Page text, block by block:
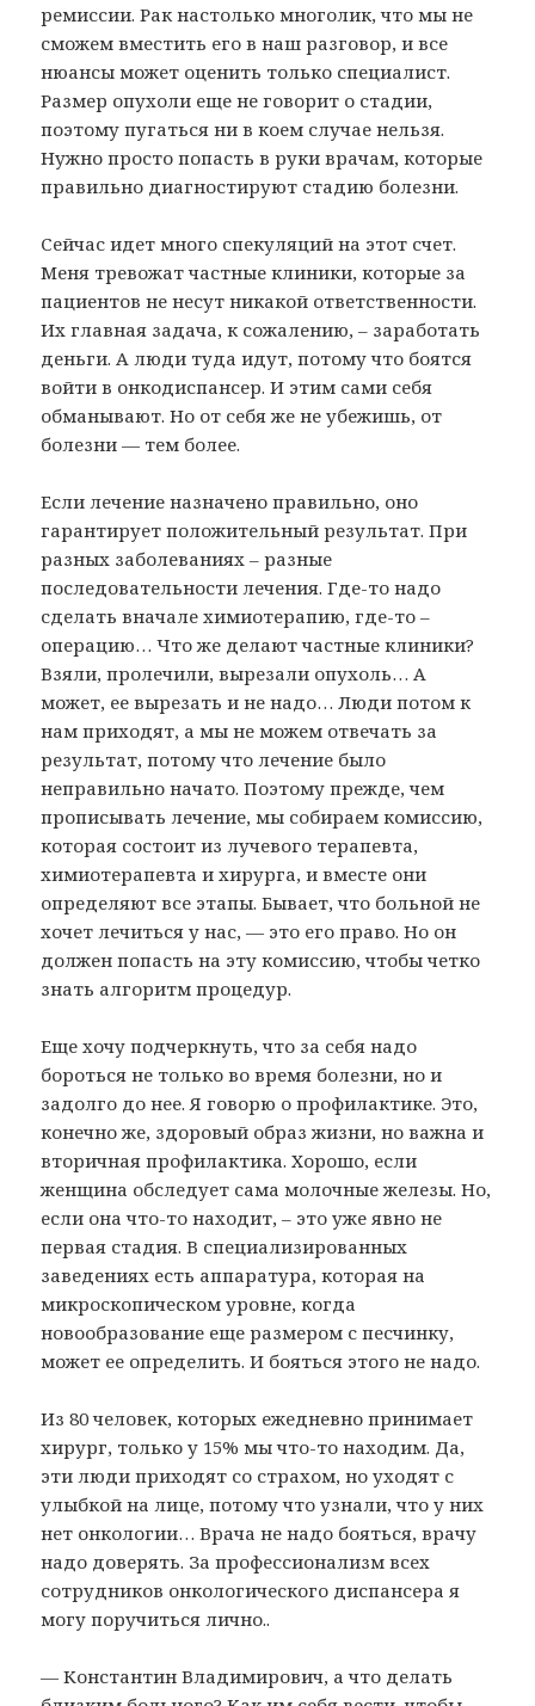
ремиссии. Рак настолько многолик, что мы не
сможем вместить его в наш разговор, и все
нюансы может оценить только специалист.
Размер опухоли еще не говорит о стадии,
поэтому пугаться ни в коем случае нельзя.
Нужно просто попасть в руки врачам, которые
правильно диагностируют стадию болезни.
Сейчас идет много спекуляций на этот счет.
Меня тревожат частные клиники, которые за
пациентов не несут никакой ответственности.
Их главная задача, к сожалению, – заработать
деньги. А люди туда идут, потому что боятся
войти в онкодиспансер. И этим сами себя
обманывают. Но от себя же не убежишь, от
болезни — тем более.
Если лечение назначено правильно, оно
гарантирует положительный результат. При
разных заболеваниях – разные
последовательности лечения. Где-то надо
сделать вначале химиотерапию, где-то –
операцию… Что же делают частные клиники?
Взяли, пролечили, вырезали опухоль… А
может, ее вырезать и не надо… Люди потом к
нам приходят, а мы не можем отвечать за
результат, потому что лечение было
неправильно начато. Поэтому прежде, чем
прописывать лечение, мы собираем комиссию,
которая состоит из лучевого терапевта,
химиотерапевта и хирурга, и вместе они
определяют все этапы. Бывает, что больной не
хочет лечиться у нас, — это его право. Но он
должен попасть на эту комиссию, чтобы четко
знать алгоритм процедур.
Еще хочу подчеркнуть, что за себя надо
бороться не только во время болезни, но и
задолго до нее. Я говорю о профилактике. Это,
конечно же, здоровый образ жизни, но важна и
вторичная профилактика. Хорошо, если
женщина обследует сама молочные железы. Но,
если она что-то находит, – это уже явно не
первая стадия. В специализированных
заведениях есть аппаратура, которая на
микроскопическом уровне, когда
новообразование еще размером с песчинку,
может ее определить. И бояться этого не надо.
Из 80 человек, которых ежедневно принимает
хирург, только у 15% мы что-то находим. Да,
эти люди приходят со страхом, но уходят с
улыбкой на лице, потому что узнали, что у них
нет онкологии… Врача не надо бояться, врачу
надо доверять. За профессионализм всех
сотрудников онкологического диспансера я
могу поручиться лично..
— Константин Владимирович, а что делать